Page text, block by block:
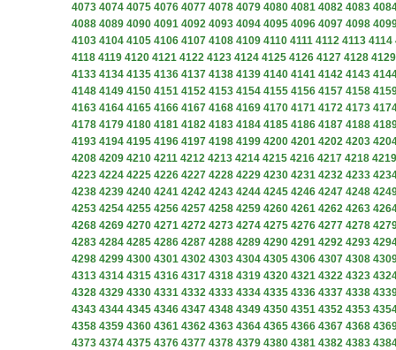
4073 4074 4075 4076 4077 4078 4079 4080 4081 4082 4083
4088 4089 4090 4091 4092 4093 4094 4095 4096 4097 4098
4103 4104 4105 4106 4107 4108 4109 4110 4111 4112 4113 4114
4118 4119 4120 4121 4122 4123 4124 4125 4126 4127 4128 4129
4133 4134 4135 4136 4137 4138 4139 4140 4141 4142 4143
4148 4149 4150 4151 4152 4153 4154 4155 4156 4157 4158
4163 4164 4165 4166 4167 4168 4169 4170 4171 4172 4173
4178 4179 4180 4181 4182 4183 4184 4185 4186 4187 4188
4193 4194 4195 4196 4197 4198 4199 4200 4201 4202 4203
4208 4209 4210 4211 4212 4213 4214 4215 4216 4217 4218 4219
4223 4224 4225 4226 4227 4228 4229 4230 4231 4232 4233
4238 4239 4240 4241 4242 4243 4244 4245 4246 4247 4248
4253 4254 4255 4256 4257 4258 4259 4260 4261 4262 4263
4268 4269 4270 4271 4272 4273 4274 4275 4276 4277 4278
4283 4284 4285 4286 4287 4288 4289 4290 4291 4292 4293
4298 4299 4300 4301 4302 4303 4304 4305 4306 4307 4308
4313 4314 4315 4316 4317 4318 4319 4320 4321 4322 4323
4328 4329 4330 4331 4332 4333 4334 4335 4336 4337 4338
4343 4344 4345 4346 4347 4348 4349 4350 4351 4352 4353
4358 4359 4360 4361 4362 4363 4364 4365 4366 4367 4368
4373 4374 4375 4376 4377 4378 4379 4380 4381 4382 4383